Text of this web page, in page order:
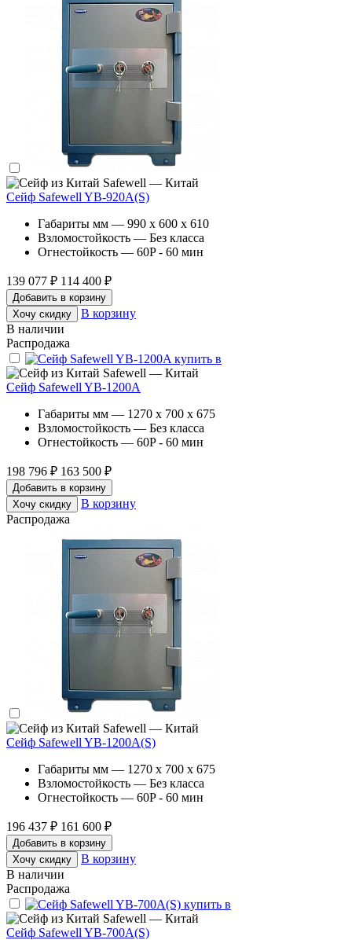
Safewell — Китай
Сейф Safewell YB-920A(S)
Габариты мм — 990 x 600 x 610
Взломостойкость — Без класса
Огнестойкость — 60P - 60 мин
139 077 ₽ 114 400 ₽
Добавить в корзину
Хочу скидку
В корзину
В наличии
Распродажа
Safewell — Китай
Сейф Safewell YB-1200A
Габариты мм — 1270 x 700 x 675
Взломостойкость — Без класса
Огнестойкость — 60P - 60 мин
198 796 ₽ 163 500 ₽
Добавить в корзину
Хочу скидку
В корзину
Распродажа
Safewell — Китай
Сейф Safewell YB-1200A(S)
Габариты мм — 1270 x 700 x 675
Взломостойкость — Без класса
Огнестойкость — 60P - 60 мин
196 437 ₽ 161 600 ₽
Добавить в корзину
Хочу скидку
В корзину
В наличии
Распродажа
Safewell — Китай
Сейф Safewell YB-700A(S)